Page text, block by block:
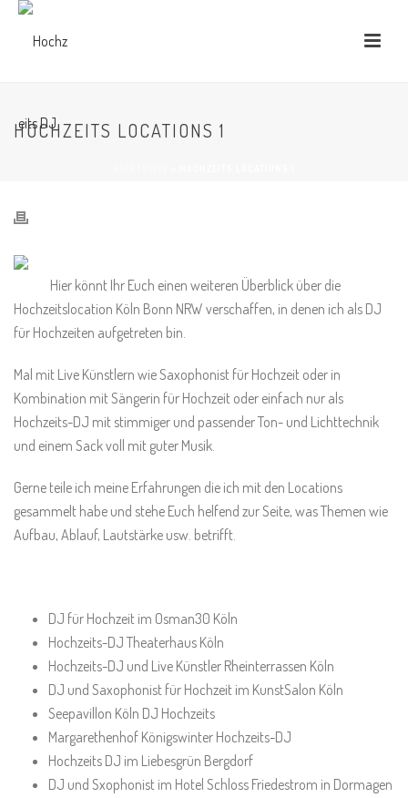
HOCHZEITS LOCATIONS 1
Hier könnt Ihr Euch einen weiteren Überblick über die
Hochzeitslocation Köln Bonn NRW verschaffen, in denen ich als DJ
für Hochzeiten aufgetreten bin.
Mal mit Live Künstlern wie Saxophonist für Hochzeit oder in
Kombination mit Sängerin für Hochzeit oder einfach nur als
Hochzeits-DJ mit stimmiger und passender Ton- und Lichttechnik
und einem Sack voll mit guter Musik.
Gerne teile ich meine Erfahrungen die ich mit den Locations
gesammelt habe und stehe Euch helfend zur Seite, was Themen wie
Aufbau, Ablauf, Lautstärke usw. betrifft.
DJ für Hochzeit im Osman30 Köln
Hochzeits-DJ Theaterhaus Köln
Hochzeits-DJ und Live Künstler Rheinterrassen Köln
DJ und Saxophonist für Hochzeit im KunstSalon Köln
Seepavillon Köln DJ Hochzeits
Margarethenhof Königswinter Hochzeits-DJ
Hochzeits DJ im Liebesgrün Bergdorf
DJ und Sxophonist im Hotel Schloss Friedestrom in Dormagen